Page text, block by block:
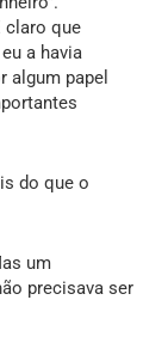
claro que
a havia
algum papel
do que o
um
precisava ser